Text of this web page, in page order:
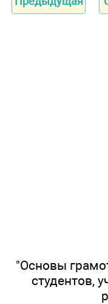
"Основы
студентов,